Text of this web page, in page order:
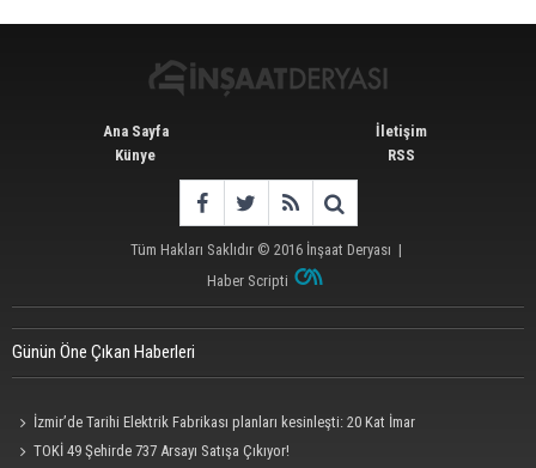
Ana Sayfa
Künye
İletişim
RSS
Tüm Hakları Saklıdır © 2016 İnşaat Deryası |
Haber Scripti
Günün Öne Çıkan Haberleri
İzmir’de Tarihi Elektrik Fabrikası planları kesinleşti: 20 Kat İmar
TOKİ 49 Şehirde 737 Arsayı Satışa Çıkıyor!